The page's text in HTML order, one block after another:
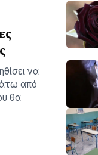
να
από
θα